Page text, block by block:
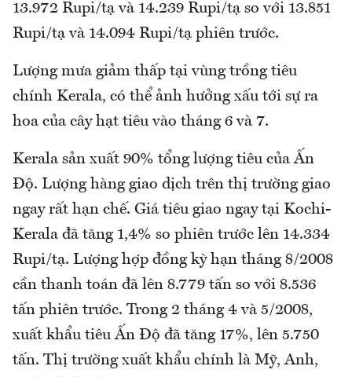
13.972 Rupi/tạ và 14.239 Rupi/tạ so với 13.851
Rupi/tạ và 14.094 Rupi/tạ phiên trước.
Lượng mưa giảm thấp tại vùng trồng tiêu
chính Kerala, có thể ảnh hưởng xấu tới sự ra
hoa của cây hạt tiêu vào tháng 6 và 7.
Kerala sản xuất 90% tổng lượng tiêu của Ấn
Độ. Lượng hàng giao dịch trên thị trường giao
ngay rất hạn chế. Giá tiêu giao ngay tại Kochi-
Kerala đã tăng 1,4% so phiên trước lên 14.334
Rupi/tạ. Lượng hợp đồng kỳ hạn tháng 8/2008
cần thanh toán đã lên 8.779 tấn so với 8.536
tấn phiên trước. Trong 2 tháng 4 và 5/2008,
xuất khẩu tiêu Ấn Độ đã tăng 17%, lên 5.750
tấn. Thị trường xuất khẩu chính là Mỹ, Anh,